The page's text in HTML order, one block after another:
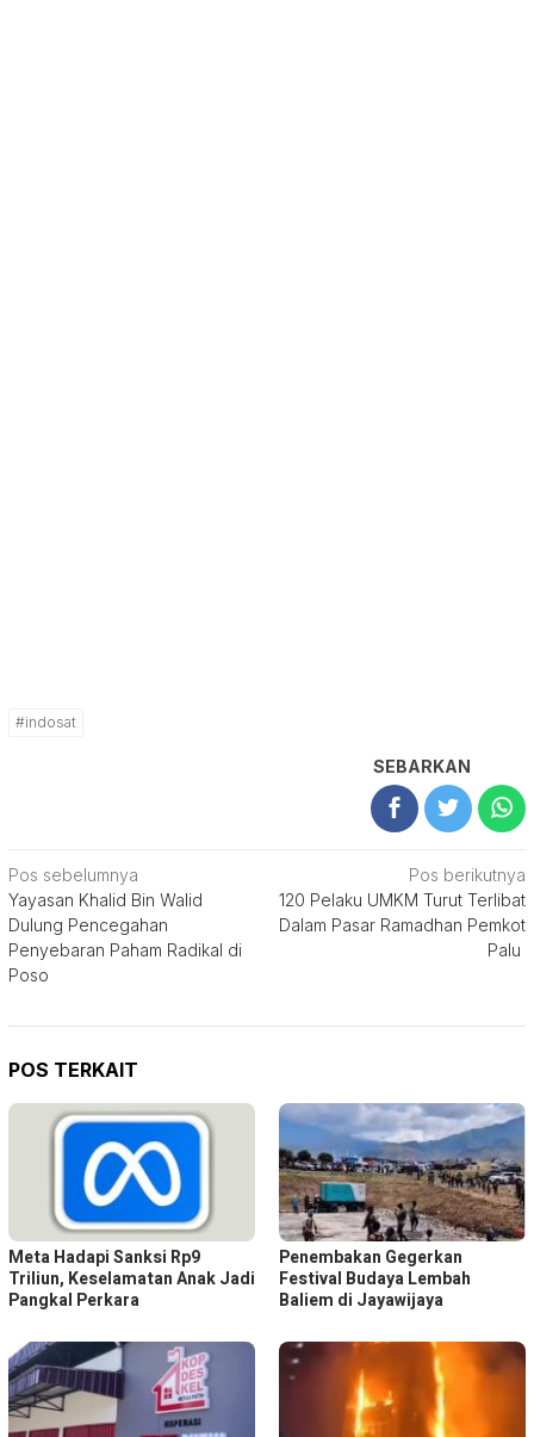
#indosat
SEBARKAN
Navigasi
pos
Pos sebelumnya
Yayasan Khalid Bin Walid
Dulung Pencegahan
Penyebaran Paham Radikal di
Poso
Pos berikutnya
120 Pelaku UMKM Turut Terlibat
Dalam Pasar Ramadhan Pemkot
Palu
POS TERKAIT
Meta Hadapi Sanksi Rp9
Triliun, Keselamatan Anak Jadi
Pangkal Perkara
Penembakan Gegerkan
Festival Budaya Lembah
Baliem di Jayawijaya